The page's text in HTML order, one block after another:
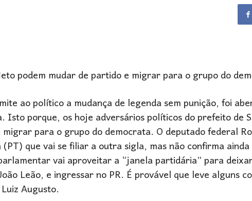
podem mudar de partido e migrar para o grupo do
ao político a mudança de legenda sem punição, foi
porque, os hoje adversários políticos do prefeito de
para o grupo do democrata. O deputado federal
que vai se filiar a outra sigla, mas não confirma
vai aproveitar a “janela partidária” para
Leão, e ingressar no PR. É provável que leve alguns
Augusto.